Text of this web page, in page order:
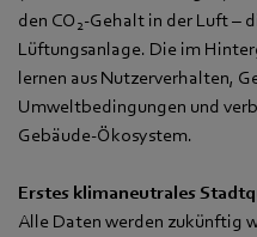
den CO 2-Gehalt in der Luft –
Lüftungsanlage. Die im
lernen aus Nutzerverhalten,
Umweltbedingungen und
Gebäude-Ökosystem.
Erstes klimaneutrales
Alle Daten werden zukünftig